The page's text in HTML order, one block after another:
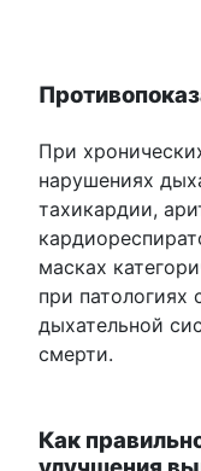
При
нарушениях
тахикардии,
масках
при патологиях
дыхательной
смерти.
Как